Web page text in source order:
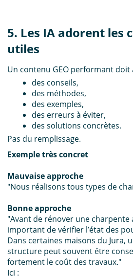
5. Les IA adorent les
utiles
Un contenu GEO performant doit
des conseils,
des méthodes,
des exemples,
des erreurs à éviter,
des solutions concrètes.
Pas du remplissage.
Exemple très concret
Mauvaise approche
"Nous réalisons tous types de
Bonne approche
"Avant de rénover une charpente
important de vérifier l’état des
Dans certaines maisons du Jura,
structure peut souvent être
fortement le coût des travaux."
Ici :